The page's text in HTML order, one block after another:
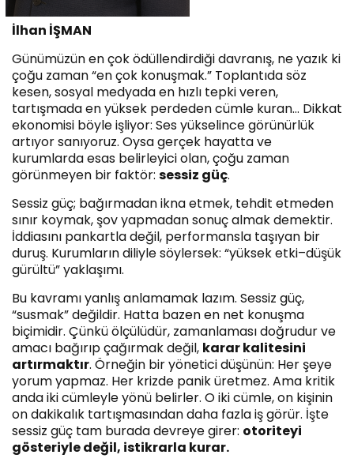
İlhan İŞMAN
Günümüzün en çok ödüllendirdiği davranış, ne yazık ki
çoğu zaman “en çok konuşmak.” Toplantıda söz
kesen, sosyal medyada en hızlı tepki veren,
tartışmada en yüksek perdeden cümle kuran… Dikkat
ekonomisi böyle işliyor: Ses yükselince görünürlük
artıyor sanıyoruz. Oysa gerçek hayatta ve
kurumlarda esas belirleyici olan, çoğu zaman
görünmeyen bir faktör: sessiz güç.
Sessiz güç; bağırmadan ikna etmek, tehdit etmeden
sınır koymak, şov yapmadan sonuç almak demektir.
İddiasını pankartla değil, performansla taşıyan bir
duruş. Kurumların diliyle söylersek: “yüksek etki–düşük
gürültü” yaklaşımı.
Bu kavramı yanlış anlamamak lazım. Sessiz güç,
“susmak” değildir. Hatta bazen en net konuşma
biçimidir. Çünkü ölçülüdür, zamanlaması doğrudur ve
amacı bağırıp çağırmak değil, karar kalitesini
artırmaktır. Örneğin bir yönetici düşünün: Her şeye
yorum yapmaz. Her krizde panik üretmez. Ama kritik
anda iki cümleyle yönü belirler. O iki cümle, on kişinin
on dakikalık tartışmasından daha fazla iş görür. İşte
sessiz güç tam burada devreye girer: otoriteyi
gösteriyle değil, istikrarla kurar.